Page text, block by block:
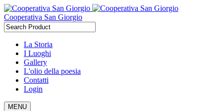
Cooperativa San Giorgio
La Storia
I Luoghi
Gallery
L'olio della poesia
Contatti
Login
MENU